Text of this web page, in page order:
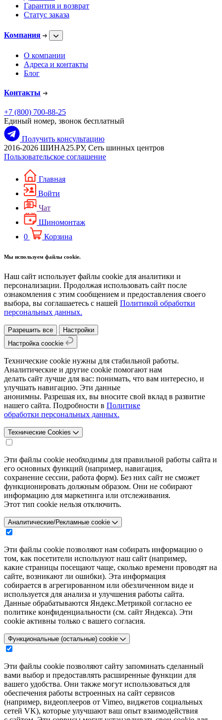
Гарантия и возврат
Статус заказа
Компания
О компании
Адреса и контакты
Блог
Контакты
+7 (800) 700-88-25
Единый номер, звонок бесплатный
Получить консультацию
2016-2026 ШИНА25.РУ, Сеть шинных центров
Пользовательское соглашение
Главная
Войти
Чат
Шиномонтаж
0
Корзина
Мы используем файлы cookie.
Наш сайт использует файлы cookie для аналитики и
персонализации. Продолжая использовать сайт после
ознакомления с этим сообщением и предоставления своего
выбора, вы соглашаетесь с нашей Политикой обработки
персональных данных.
Разрешить все
Настройки
Настройка coockie
Технические cookie нужны для стабильной работы.
Аналитические и другие cookie помогают нам
делать сайт лучше для вас: понимать, что вам интересно, и
улучшать навигацию. Эти данные
анонимны. Разрешая их, вы вносите свой вклад в развитие
нашего сайта. Подробности в Политике
обработки персональных данных.
Технические Cookies
Эти файлы cookie необходимы для правильной работы сайта и
его основных функций (например, навигация,
сохранение сессии, работа форм). Без них сайт не сможет
функционировать должным образом. Они не собирают
информацию для маркетинга или отслеживания.
Этот тип cookie нельзя отключить.
Аналитические/Рекламные cookie
Эти файлы cookie позволяют нам собирать информацию о
том, как посетители используют наш сайт (например,
какие страницы посещают чаще, сколько времени проводят на
сайте, возникают ли ошибки). Эта информация
собирается в агрегированном или обезличенном виде и
используется для анализа и улучшения работы сайта.
Данные обрабатываются Яндекс.Метрикой согласно ее
политике конфиденциальности (см. сайт Яндекса). Эти
cookie активны только с вашего согласия.
Функциональные (остальные) cookie
Эти файлы cookie позволяют сайту запоминать сделанный
вами выбор и предоставлять расширенные функции для
вашего удобства. Они также могут использоваться для
обеспечения работы встроенных на сайт сервисов
(например, видеоплееров от Vimeo, виджетов социальных
сетей VK), которые улучшают ваш опыт взаимодействия